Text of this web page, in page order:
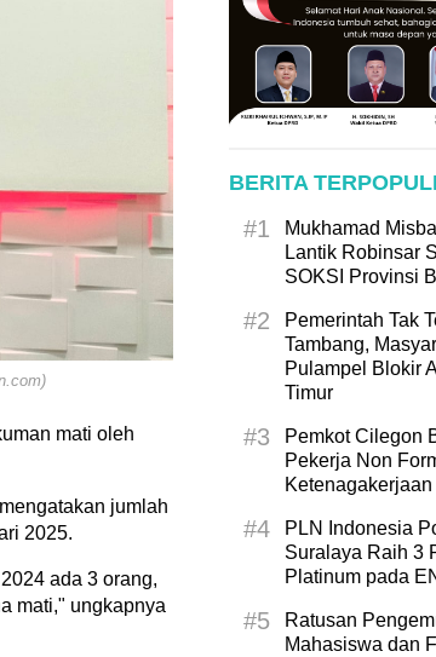
mati oleh
jumlah
2025.
ada 3 orang,
mati," ungkapnya
BERITA
#1
Mukhamad
Lantik Robinsar
SOKSI Provinsi
#2
Pemerintah Tak
Tambang,
Pulampel Blokir
Timur
#3
Pemkot Cilegon
Pekerja Non
Ketenagakerjaan
#4
PLN Indonesia
Suralaya Raih 3
Platinum pada
#5
Ratusan
Mahasiswa dan